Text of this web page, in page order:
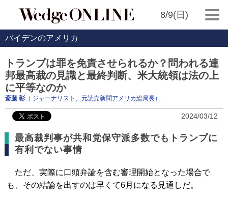
8/9(日)
バイデンのアメリカ
トランプは罪を免責させられるか？問われる連
邦最高裁の見識と最終判断、米大統領は法の上
に平等なのか
斎藤 彰 （ ジャーナリスト、元読売新聞アメリカ総局長）
2024/03/12
最高裁判事が共和党保守派多数でもトランプに
有利でない事情
ただ、実際に口頭弁論を含む審理開始となった場合で
も、その結論を出すのは早くて6月になる見通しだ。